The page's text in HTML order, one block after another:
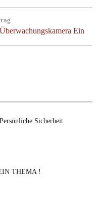
Ein
Sicherheit
THEMA !